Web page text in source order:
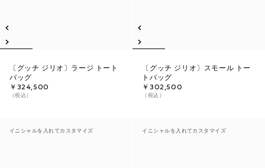
〔グッチ ジリオ〕ラージ トート
バッグ
￥324,500
（税込）
〔グッチ ジリオ〕スモール トー
トバッグ
￥302,500
（税込）
イニシャルを入れてカスタマイズ イニシャルを入れてカスタマイズ